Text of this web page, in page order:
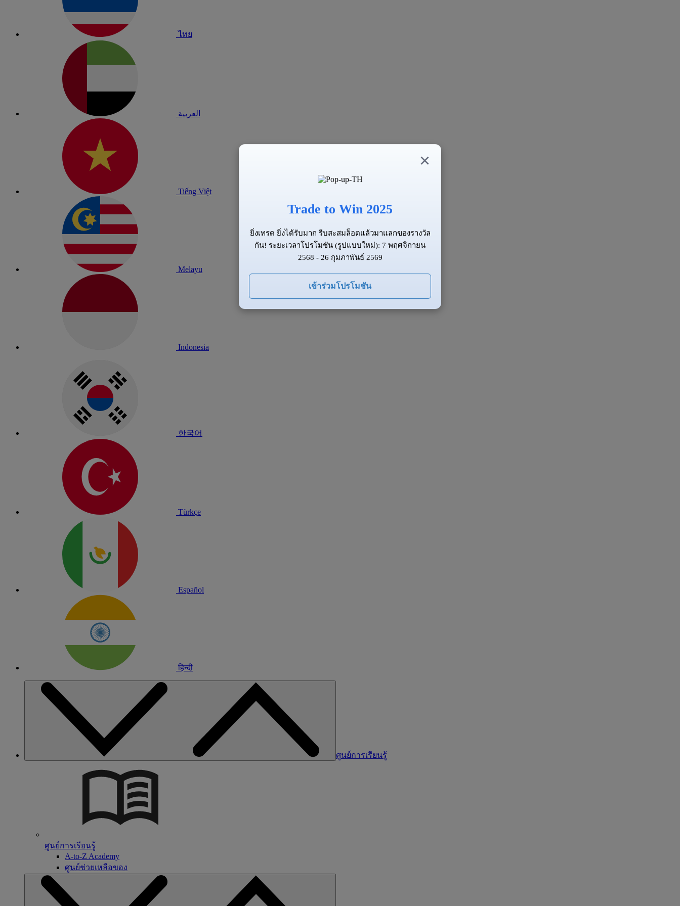
ไทย
العربية
Tiếng Việt
Melayu
Indonesia
한국어
Türkçe
Español
हिन्दी
ศูนย์การเรียนรู้
ศูนย์การเรียนรู้
A-to-Z Academy
ศูนย์ช่วยเหลือของ
×
Trade to Win 2025
ยิ่งเทรด ยิ่งได้รับมาก รีบสะสมล็อตแล้วมาแลกของรางวัล
กัน! ระยะเวลาโปรโมชัน (รูปแบบใหม่): 7 พฤศจิกายน
2568 - 26 กุมภาพันธ์ 2569
เข้าร่วมโปรโมชัน